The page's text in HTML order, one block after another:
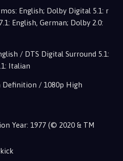
English; Dolby Digital 5.1: r
English, German; Dolby 2.0:
/ DTS Digital Surround 5.1:
Italian
Definition / 1080p High
Year: 1977 (© 2020 & TM